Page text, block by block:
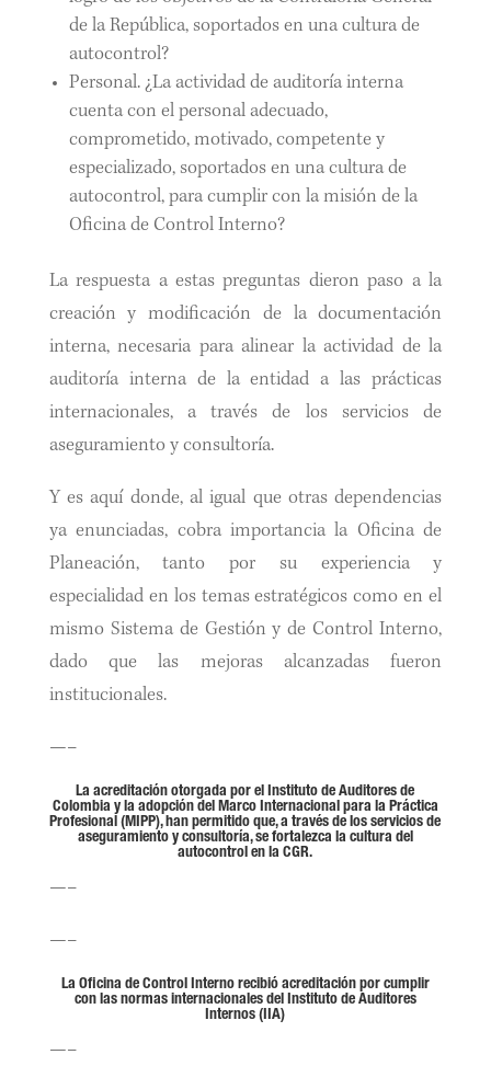
de la República, soportados en una cultura de
autocontrol?
Personal. ¿La actividad de auditoría interna
cuenta con el personal adecuado,
comprometido, motivado, competente y
especializado, soportados en una cultura de
autocontrol, para cumplir con la misión de la
Oficina de Control Interno?
La respuesta a estas preguntas dieron paso a la
creación y modificación de la documentación
interna, necesaria para alinear la actividad de la
auditoría interna de la entidad a las prácticas
internacionales, a través de los servicios de
aseguramiento y consultoría.
Y es aquí donde, al igual que otras dependencias
ya enunciadas, cobra importancia la Oficina de
Planeación, tanto por su experiencia y
especialidad en los temas estratégicos como en el
mismo Sistema de Gestión y de Control Interno,
dado que las mejoras alcanzadas fueron
institucionales.
—–
La acreditación otorgada por el Instituto de Auditores de
Colombia y la adopción del Marco Internacional para la Práctica
Profesional (MIPP), han permitido que, a través de los servicios de
aseguramiento y consultoría, se fortalezca la cultura del
autocontrol en la CGR.
—–
—–
La Oficina de Control Interno recibió acreditación por cumplir
con las normas internacionales del Instituto de Auditores
Internos (IIA)
—–